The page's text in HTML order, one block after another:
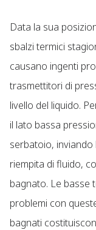
Data la sua
sbalzi termici
causano ingenti
trasmettitori di
livello del liquido.
il lato bassa
serbatoio,
riempita di fluido,
bagnato. Le basse
problemi con
bagnati